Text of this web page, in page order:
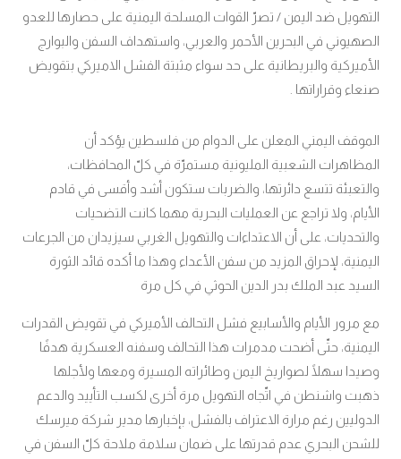
التهويل ضد اليمن / تصرّ القوات المسلحة اليمنية على حصارها للعدو
الصهيوني في البحرين الأحمر والعربي، واستهداف السفن والبوارج
الأميركية والبريطانية على حد سواء مثبتة الفشل الاميركي بتقويض
صنعاء وقراراتها .
الموقف اليمني المعلن على الدوام من فلسطين يؤكد أن
المظاهرات الشعبية المليونية مستمرّة في كلّ المحافظات،
والتعبئة تتسع دائرتها، والضربات ستكون أشد وأقسى في قادم
الأيام، ولا تراجع عن العمليات البحرية مهما كانت التضحيات
والتحديات، على أن الاعتداءات والتهويل الغربي سيزيدان من الجرعات
اليمنية، لإحراق المزيد من سفن الأعداء وهذا ما أكده قائد الثورة
السيد عبد الملك بدر الدين الحوثي في كل مرة
مع مرور الأيام والأسابيع فشل التحالف الأميركي في تقويض القدرات
اليمنية، حتّى أضحت مدمرات هذا التحالف وسفنه العسكرية هدفًا
وصيدا سهلًا لصواريخ اليمن وطائراته المسيرة ومعها ولأجلها
ذهبت واشنطن في اتّجاه التهويل مرة أخرى لكسب التأييد والدعم
الدوليين رغم مرارة الاعتراف بالفشل، بإخبارها مدير شركة ميرسك
للشحن البحري عدم قدرتها على ضمان سلامة ملاحة كلّ السفن في